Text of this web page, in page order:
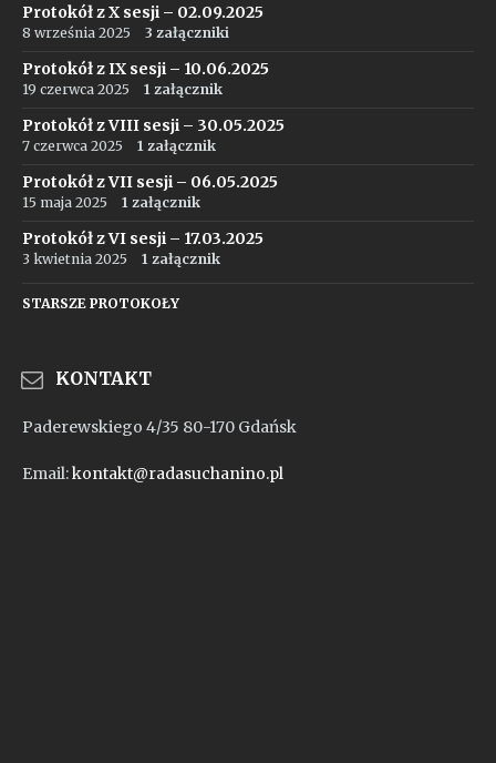
Protokół z X sesji – 02.09.2025
8 września 2025 3 załączniki
Protokół z IX sesji – 10.06.2025
19 czerwca 2025 1 załącznik
Protokół z VIII sesji – 30.05.2025
7 czerwca 2025 1 załącznik
Protokół z VII sesji – 06.05.2025
15 maja 2025 1 załącznik
Protokół z VI sesji – 17.03.2025
3 kwietnia 2025 1 załącznik
STARSZE PROTOKOŁY
KONTAKT
Paderewskiego 4/35 80-170 Gdańsk
Email:kontakt@radasuchanino.pl